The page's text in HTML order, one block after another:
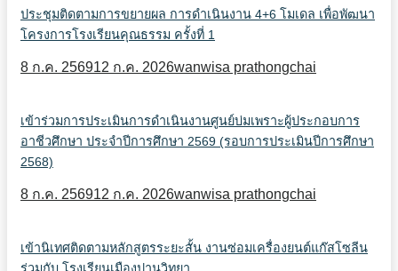
ประชุมติดตามการขยายผล การดำเนินงาน 4+6 โมเดล เพื่อพัฒนา
โครงการโรงเรียนคุณธรรม ครั้งที่ 1
8 ก.ค. 256912 ก.ค. 2026wanwisa prathongchai
เข้าร่วมการประเมินการดำเนินงานศูนย์บ่มเพราะผู้ประกอบการ
อาชีวศึกษา ประจำปีการศึกษา 2569 (รอบการประเมินปีการศึกษา
2568)
8 ก.ค. 256912 ก.ค. 2026wanwisa prathongchai
เข้านิเทศติดตามหลักสูตรระยะสั้น งานซ่อมเครื่องยนต์แก๊สโซลีน